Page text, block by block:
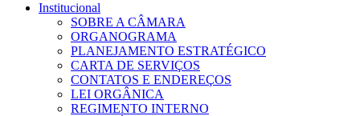
Institucional
SOBRE A CÂMARA
ORGANOGRAMA
PLANEJAMENTO ESTRATÉGICO
CARTA DE SERVIÇOS
CONTATOS E ENDEREÇOS
LEI ORGÂNICA
REGIMENTO INTERNO